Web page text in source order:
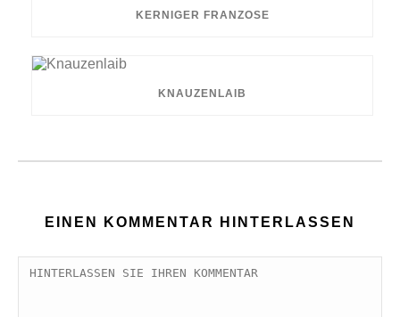
KERNIGER FRANZOSE
KNAUZENLAIB
EINEN KOMMENTAR HINTERLASSEN